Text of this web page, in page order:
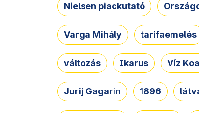
Nielsen piackutató
Varga Mihály tarifaemelés
változás Ikarus Víz
Jurij Gagarin 1896